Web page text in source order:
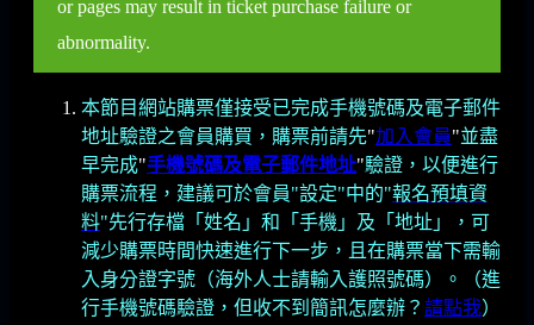
or pages may result in ticket purchase failure or
abnormality.
本節目網站購票僅接受已完成手機號碼及電子郵件
地址驗證之會員購買，購票前請先"加入會員"並盡
早完成"手機號碼及電子郵件地址"驗證，以便進行
購票流程，建議可於會員"設定"中的"報名預填資
料"先行存檔「姓名」和「手機」及「地址」，可
減少購票時間快速進行下一步，且在購票當下需輸
入身分證字號（海外人士請輸入護照號碼）。（進
行手機號碼驗證，但收不到簡訊怎麼辦？ 請點我）